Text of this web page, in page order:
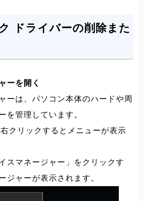
ドライバーの削除また
ーを開く
ーは、パソコン本体のハードや周
を管理しています。
クリックするとメニューが表示
スマネージャー」をクリックす
ジャーが表示されます。